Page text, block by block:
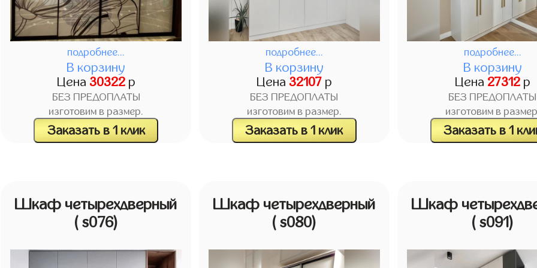
подробнее...
В корзину
Цена 30322р
БЕЗ ПРЕДОПЛАТЫ
изготовим в размер.
Заказать в 1 клик
подробнее...
В корзину
Цена 32107р
БЕЗ ПРЕДОПЛАТЫ
изготовим в размер.
Заказать в 1 клик
подробнее...
В корзину
Цена 27312р
БЕЗ ПРЕДОПЛАТЫ
изготовим в
Заказать в 1
Шкаф четырехдверный
( s076)
Шкаф четырехдверный
( s080)
Шкаф
( s091)